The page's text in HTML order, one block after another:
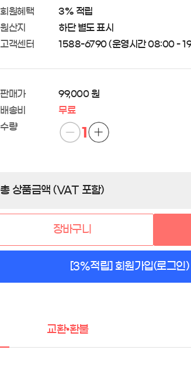
회원혜택
3% 적립
원산지
하단 별도 표시
고객센터
1588-6790 (운영시간 08:00 -
판매가
99,000 원
배송비
무료
수량
1
총 상품금액 (VAT 포함)
장바구니
[3%적립] 회원가입(로그인)
교환•환불